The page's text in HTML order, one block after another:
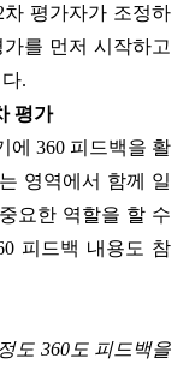
평가자가 조정하
를 먼저 시작하고
.
평가
에 360 피드백을 활
영역에서 함께 일
요한 역할을 할 수
피드백 내용도 참
도 360도 피드백을